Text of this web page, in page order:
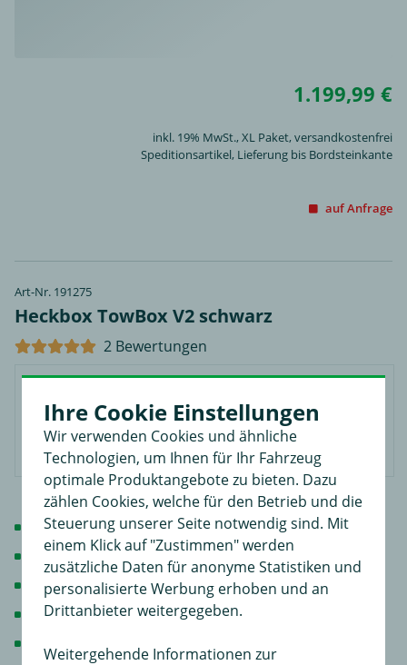
1.199,99 €
inkl. 19% MwSt.,XL Paket, versandkostenfrei
Speditionsartikel, Lieferung bis Bordsteinkante
auf Anfrage
Art-Nr. 191275
Heckbox TowBox V2 schwarz
2 Bewertungen
Montage auf Anhängerkupplung
einfaches Aufsetzen durch Schnellspannsystem
50 kg Zuladung
390 Liter Stauraum
abschließbar, abklappbar
Ihre Cookie Einstellungen
Wir verwenden Cookies und ähnliche
Technologien, um Ihnen für Ihr Fahrzeug
optimale Produktangebote zu bieten. Dazu
zählen Cookies, welche für den Betrieb und die
Steuerung unserer Seite notwendig sind. Mit
einem Klick auf "Zustimmen" werden
zusätzliche Daten für anonyme Statistiken und
personalisierte Werbung erhoben und an
Drittanbieter weitergegeben.
Weitergehende Informationen zur